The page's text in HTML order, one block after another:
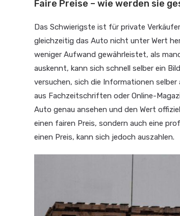
Faire Preise – wie werden sie
Das Schwierigste ist für private
gleichzeitig das Auto nicht unter Wert
weniger Aufwand gewährleistet, als
auskennt, kann sich schnell selber ein
versuchen, sich die Informationen
aus Fachzeitschriften oder Online-
Auto genau ansehen und den Wert
einen fairen Preis, sondern auch eine
einen Preis, kann sich jedoch auszahlen.